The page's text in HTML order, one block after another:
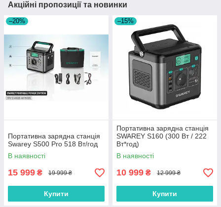
Акційні пропозиції та новинки
–20%
Портативна зарядна станція
Swarey S500 Pro 518 Вт/год
В наявності
15 999 ₴ 19 999 ₴
Купити
–15%
Портативна зарядна станція
SWAREY S160 (300 Вт / 222
Вт*год)
В наявності
10 999 ₴ 12 999 ₴
Купити